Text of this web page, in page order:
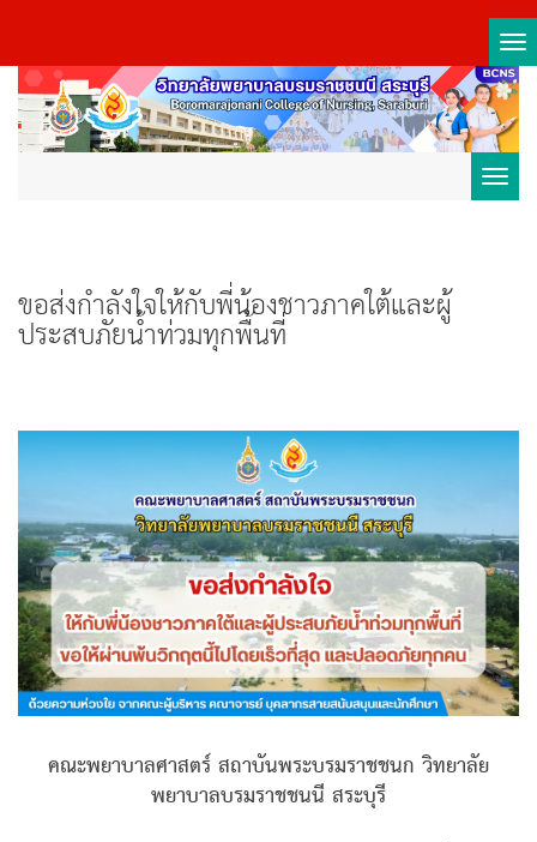
ขอส่งกำลังใจให้กับพี่น้องชาวภาคใต้และผู้
ประสบภัยน้ำท่วมทุกพื้นที่
คณะพยาบาลศาสตร์ สถาบันพระบรมราชชนก วิทยาลัย
พยาบาลบรมราชชนนี สระบุรี